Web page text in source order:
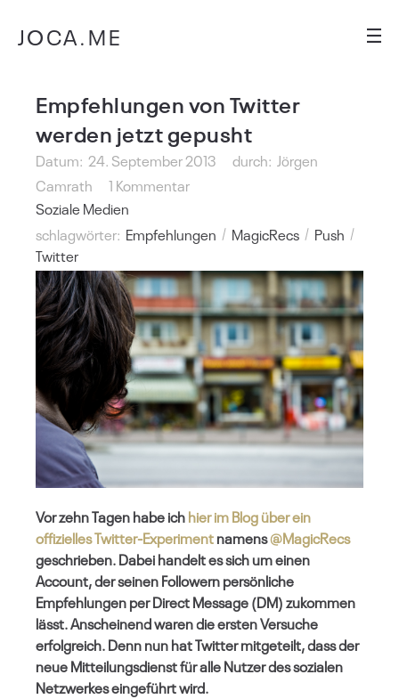
JOCA.ME
Empfehlungen von Twitter
werden jetzt gepusht
Datum: 24. September 2013 durch: Jörgen
Camrath
1 Kommentar
Soziale Medien
schlagwörter: Empfehlungen MagicRecs
Push
Twitter
Vor zehn Tagen habe ichhier im Blog über ein
offizielles Twitter-Experimentnamens@MagicRecs
geschrieben. Dabei handelt es sich um einen
Account, der seinen Followern persönliche
Empfehlungen per Direct Message (DM) zukommen
lässt. Anscheinend waren die ersten Versuche
erfolgreich. Denn nun hat Twitter mitgeteilt, dass der
neue Mitteilungsdienst für alle Nutzer des sozialen
Netzwerkes eingeführt wird.